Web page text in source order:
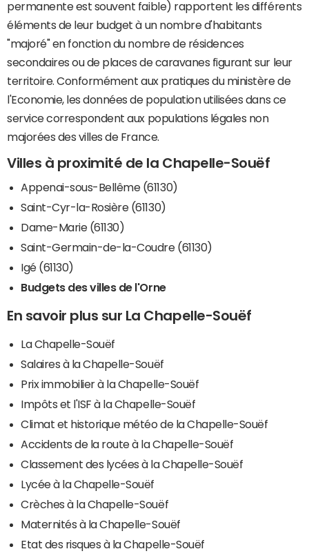
permanente est souvent faible) rapportent les différents
éléments de leur budget à un nombre d'habitants
"majoré" en fonction du nombre de résidences
secondaires ou de places de caravanes figurant sur leur
territoire. Conformément aux pratiques du ministère de
l'Economie, les données de population utilisées dans ce
service correspondent aux populations légales non
majorées des villes de France.
Villes à proximité de la Chapelle-Souëf
Appenai-sous-Bellême (61130)
Saint-Cyr-la-Rosière (61130)
Dame-Marie (61130)
Saint-Germain-de-la-Coudre (61130)
Igé (61130)
Budgets des villes de l'Orne
En savoir plus sur La Chapelle-Souëf
La Chapelle-Souëf
Salaires à la Chapelle-Souëf
Prix immobilier à la Chapelle-Souëf
Impôts et l'ISF à la Chapelle-Souëf
Climat et historique météo de la Chapelle-Souëf
Accidents de la route à la Chapelle-Souëf
Classement des lycées à la Chapelle-Souëf
Lycée à la Chapelle-Souëf
Crèches à la Chapelle-Souëf
Maternités à la Chapelle-Souëf
Etat des risques à la Chapelle-Souëf